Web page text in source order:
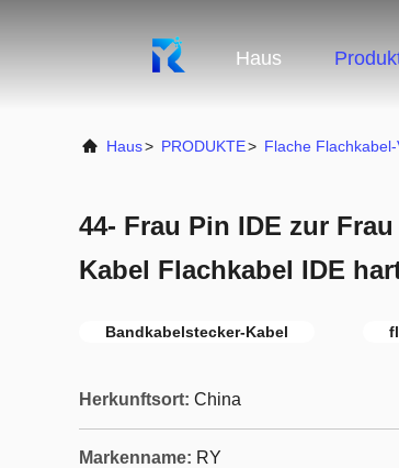
Haus
Haus> PRODUKTE> Flache
44- Frau Pin IDE zur
Kabel Flachkabel IDE
Bandkabelstecker-Kabel
Herkunftsort: China
Markenname: RY